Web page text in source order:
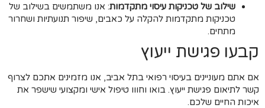
שילוב של טכניקות עיסוי מתקדמות: אנו משתמשים בשילוב של
טכניקות מתקדמות להקלה על כאבים, שיפור תנועתיות ושחרור
מתחים.
קבעו פגישת ייעוץ
אם אתם מעוניינים בעיסוי רפואי בתל אביב, אנו מזמינים אתכם לצרוף
קשר לתיאום פגישת ייעוץ. בואו וחווו טיפול אישי ומקצועי שישפר את
איכות החיים שלכם.